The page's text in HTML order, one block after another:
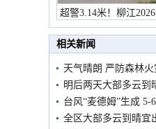
超警3.14米！柳江
市民在堤岸
相关新闻
天气晴朗 严防森林火
明后两天大部多云到
台风“麦德姆”生成 5-
全区大部多云到晴宜